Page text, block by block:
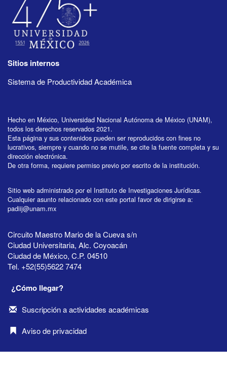
Sitios internos
Sistema de Productividad Académica
Hecho en México, Universidad Nacional Autónoma de México (UNAM),
todos los derechos reservados 2021.
Esta página y sus contenidos pueden ser reproducidos con fines no
lucrativos, siempre y cuando no se mutile, se cite la fuente completa y su
dirección electrónica.
De otra forma, requiere permiso previo por escrito de la institución.
Sitio web administrado por el Instituto de Investigaciones Jurídicas.
Cualquier asunto relacionado con este portal favor de dirigirse a:
padiij@unam.mx
Circuito Maestro Mario de la Cueva s/n
Ciudad Universitaria, Alc. Coyoacán
Ciudad de México, C.P. 04510
Tel. +52(55)5622 7474
¿Cómo llegar?
Suscripción a actividades académicas
Aviso de privacidad